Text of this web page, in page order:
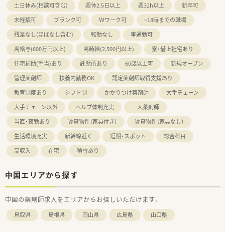
土日休み(相談可含む)
週休2.5日以上 週32h以上
新卒可
未経験可
ブランク可 Ｗワーク可
~18時までの職場
残業なし(ほぼなし含む)
転勤なし
車通勤可
高給与(600万円以上)
高時給(2,500円以上)
寮・借上社宅あり
住宅補助(手当)あり
託児所あり 60歳以上可
新規オープン
管理薬剤師
扶養内勤務OK
認定薬剤師取得支援あり
教育制度あり
シフト制 かかりつけ薬剤師
大手チェーン
大手チェーン以外
ヘルプ体制充実
一人薬剤師
当直・夜勤あり
賃貸物件（家具付き）
賃貸物件（家具なし）
生活環境充実
新幹線近く 短期・スポット
総合科目
高収入
在宅 積雪あり
中国エリアから探す
中国の薬剤師求人をエリアからお探しいただけます。
鳥取県 島根県 岡山県 広島県 山口県